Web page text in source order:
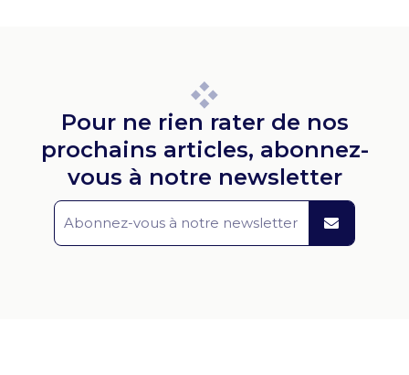
Pour ne rien rater de nos
prochains articles, abonnez-
vous à notre newsletter